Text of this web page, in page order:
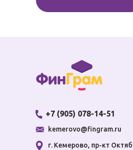
8-11 лет
+7 (905) 078-14-51
г. Кемерово, пр-кт
kemerovo@fingram.ru